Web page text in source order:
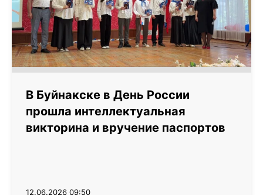
В Буйнакске в День России
прошла интеллектуальная
викторина и вручение паспортов
12.06.2026 09:50